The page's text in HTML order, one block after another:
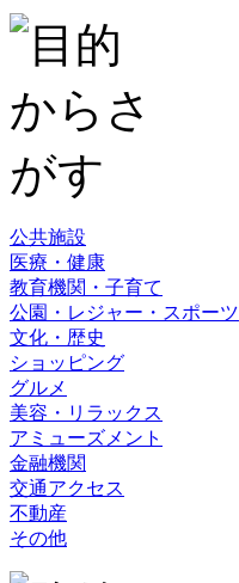
公共施設
医療・健康
教育機関・子育て
公園・レジャー・スポーツ
文化・歴史
ショッピング
グルメ
美容・リラックス
アミューズメント
金融機関
交通アクセス
不動産
その他